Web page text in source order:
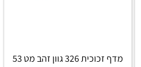
מדף זכוכית 326 גוון זהב מט 53